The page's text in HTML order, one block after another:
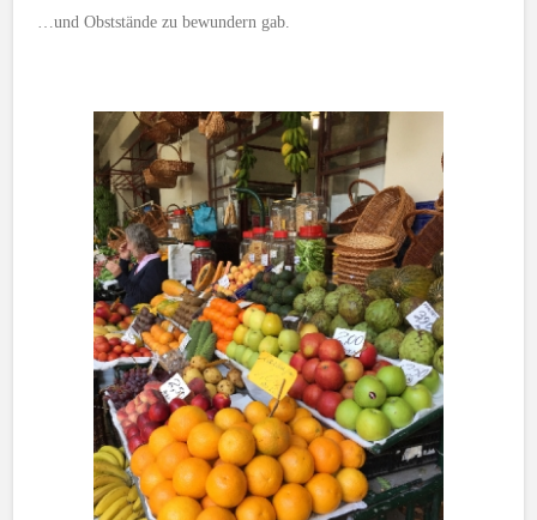
…und Obststände zu bewundern gab.